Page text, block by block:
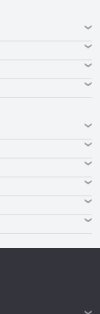
Выбрать
место» или